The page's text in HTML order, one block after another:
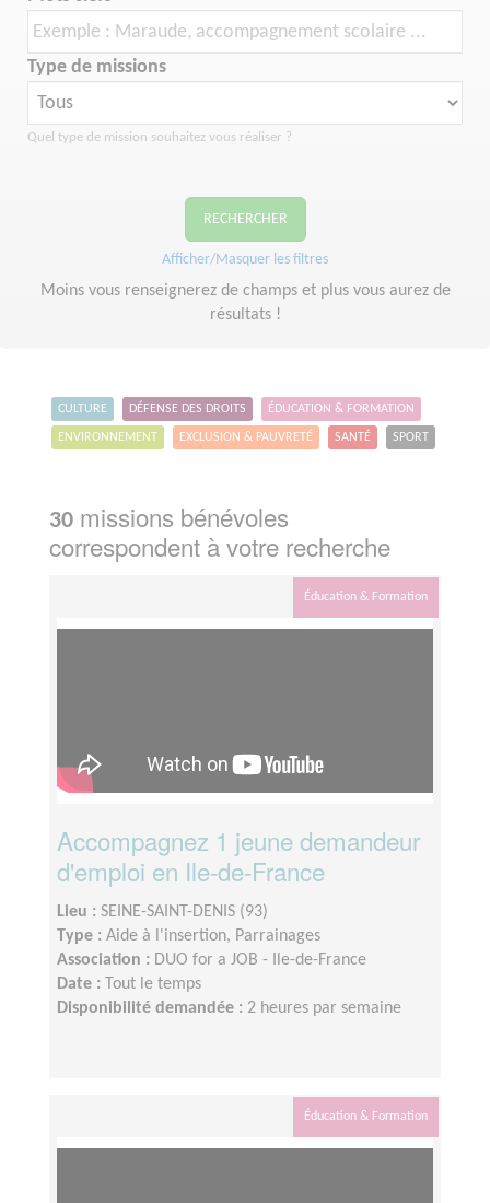
Type de missions
Quel type de mission souhaitez vous réaliser ?
RECHERCHER
Afficher/Masquer les filtres
Moins vous renseignerez de champs et plus vous aurez de
résultats !
CULTURE DÉFENSE DES DROITS ÉDUCATION & FORMATION
ENVIRONNEMENT EXCLUSION & PAUVRETÉ SANTÉ SPORT
30 missions bénévoles
correspondent à votre recherche
Éducation & Formation
Accompagnez 1 jeune demandeur
d'emploi en Ile-de-France
Lieu : SEINE-SAINT-DENIS (93)
Type : Aide à l'insertion, Parrainages
Association : DUO for a JOB - Ile-de-France
Date :
Tout le temps
Disponibilité demandée : 2 heures par semaine
Éducation & Formation